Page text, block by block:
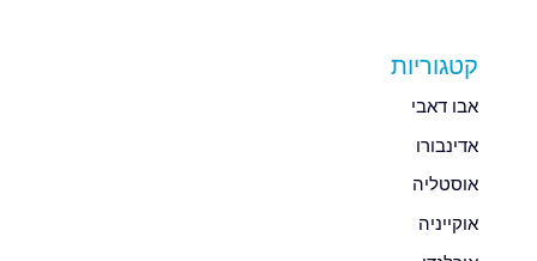
קטגוריות
אבו דאבי
אדינבורו
אוסטליה
אוקייניה